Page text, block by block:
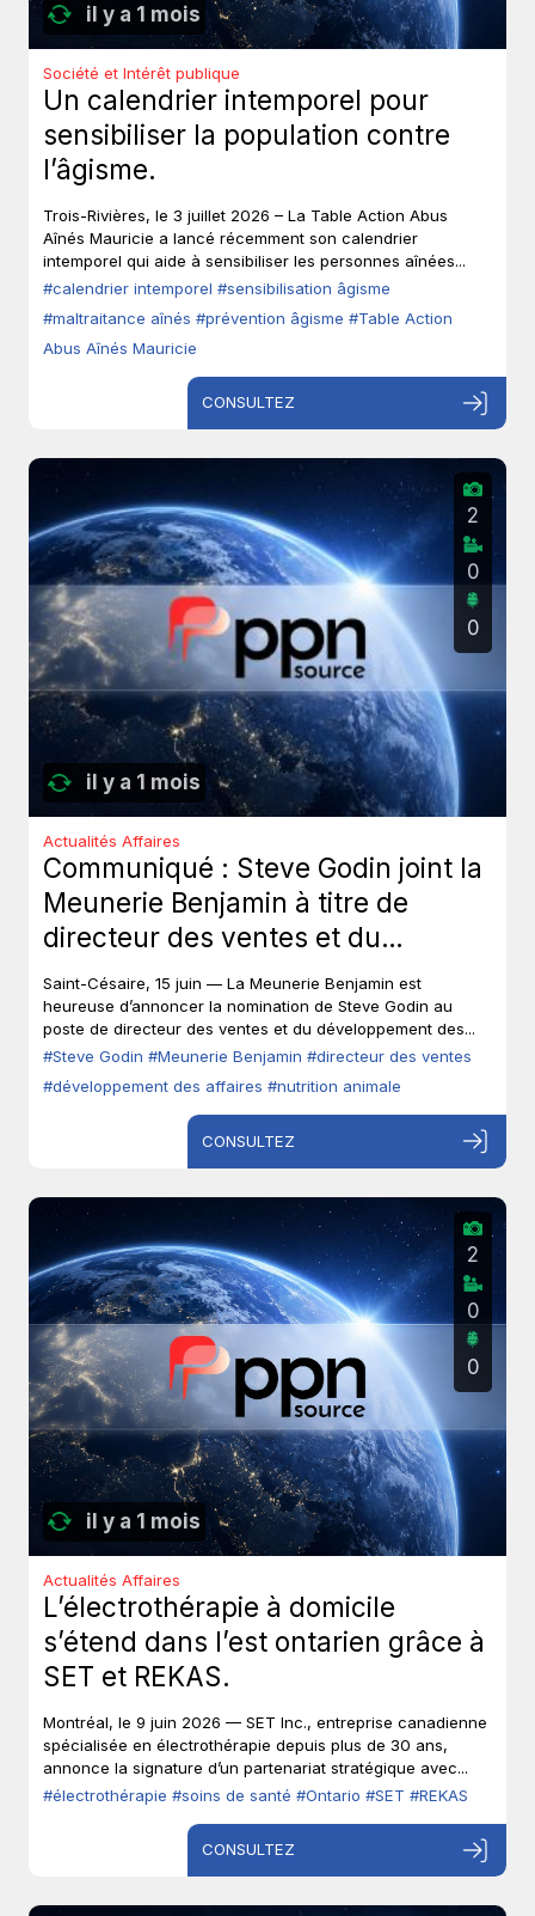
il y a 1 mois
Société et Intérêt publique
Un calendrier intemporel pour
sensibiliser la population contre
l’âgisme.
Trois-Rivières, le 3 juillet 2026 – La Table Action Abus
Aînés Mauricie a lancé récemment son calendrier
intemporel qui aide à sensibiliser les personnes aînées...
#calendrier intemporel #sensibilisation âgisme
#maltraitance aînés #prévention âgisme #Table Action
Abus Aînés Mauricie
CONSULTEZ
il y a 1 mois
2
0
0
Actualités Affaires
Communiqué : Steve Godin joint la
Meunerie Benjamin à titre de
directeur des ventes et du
développement des affaires.
Saint-Césaire, 15 juin — La Meunerie Benjamin est
heureuse d’annoncer la nomination de Steve Godin au
poste de directeur des ventes et du développement des...
#Steve Godin #Meunerie Benjamin #directeur des ventes
#développement des affaires #nutrition animale
CONSULTEZ
il y a 1 mois
2
0
0
Actualités Affaires
L’électrothérapie à domicile
s’étend dans l’est ontarien grâce à
SET et REKAS.
Montréal, le 9 juin 2026 — SET Inc., entreprise canadienne
spécialisée en électrothérapie depuis plus de 30 ans,
annonce la signature d’un partenariat stratégique avec...
#électrothérapie #soins de santé #Ontario #SET #REKAS
CONSULTEZ